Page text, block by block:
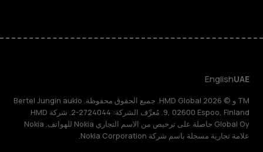
UAE
English
TM و © 2026 HMD Global. جميع الحقوق محفوظة. Bertel Jungin aukio
9, 02600 Espoo, Finland. مُعرِّف الشركة: 2724044-2. شركة HMD
Global Oy حاصلة على ترخيص من الاسم التجاري Nokia للهواتف. Nokia
علامة تجارية مسجلة باسم شركة Nokia Corporation.